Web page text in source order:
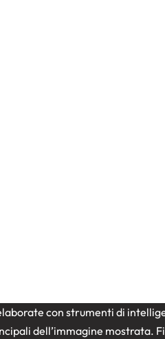
con strumenti di
dell’immagine mostrata.